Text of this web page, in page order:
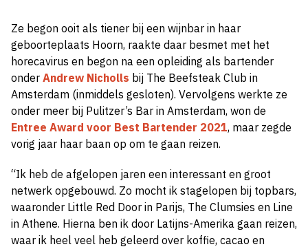
Ze begon ooit als tiener bij een wijnbar in haar
geboorteplaats Hoorn, raakte daar besmet met het
horecavirus en begon na een opleiding als bartender
onder Andrew Nicholls bij The Beefsteak Club in
Amsterdam (inmiddels gesloten). Vervolgens werkte ze
onder meer bij Pulitzer’s Bar in Amsterdam, won de
Entree Award voor Best Bartender 2021, maar zegde
vorig jaar haar baan op om te gaan reizen.
“Ik heb de afgelopen jaren een interessant en groot
netwerk opgebouwd. Zo mocht ik stagelopen bij topbars,
waaronder Little Red Door in Parijs, The Clumsies en Line
in Athene. Hierna ben ik door Latijns-Amerika gaan reizen,
waar ik heel veel heb geleerd over koffie, cacao en